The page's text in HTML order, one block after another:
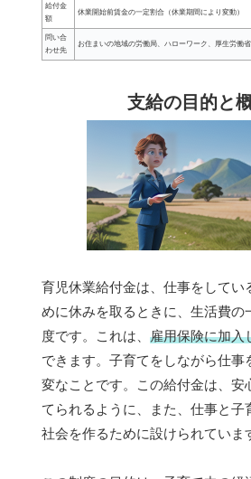
給付金
額
休業開始前賃金の一定割合（休業期間により変動）
問い合
わせ先
お住まいの地域の労働局、ハローワーク、厚生労働
支給の目的と
育児休業給付金は、仕事をしてい
めに休みを取るときに、生活費の
度です。これは、 雇用保険に加入
できます。子育てをしながら仕事
変なことです。この給付金は、安
てられるように、また、仕事と子
社会を作るために設けられていま